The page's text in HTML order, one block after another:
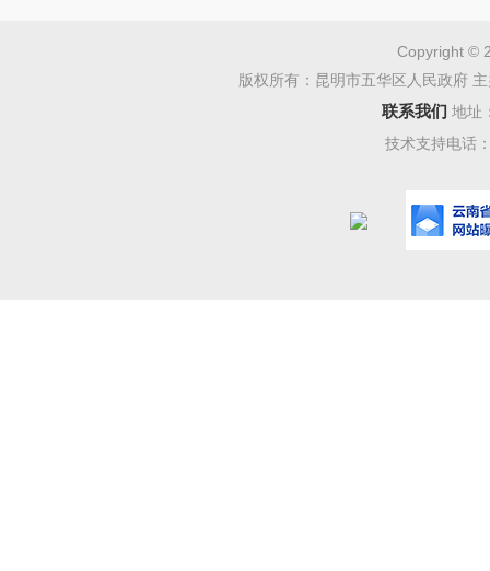
Copyright ©
版权所有：昆明市五华区人民政府
联系我们 地址
技术支持电话